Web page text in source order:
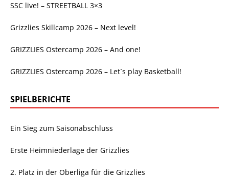
SSC live! – STREETBALL 3×3
Grizzlies Skillcamp 2026 – Next level!
GRIZZLIES Ostercamp 2026 – And one!
GRIZZLIES Ostercamp 2026 – Let´s play Basketball!
SPIELBERICHTE
Ein Sieg zum Saisonabschluss
Erste Heimniederlage der Grizzlies
2. Platz in der Oberliga für die Grizzlies